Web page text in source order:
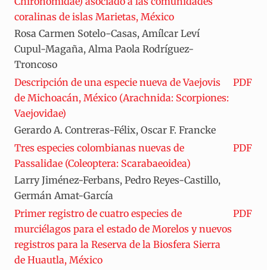
coralinas de islas Marietas, México
Rosa Carmen Sotelo-Casas, Amílcar Leví
Cupul-Magaña, Alma Paola Rodríguez-
Troncoso
Descripción de una especie nueva de Vaejovis
de Michoacán, México (Arachnida: Scorpiones:
Vaejovidae)
PDF
Gerardo A. Contreras-Félix, Oscar F. Francke
Tres especies colombianas nuevas de
Passalidae (Coleoptera: Scarabaeoidea)
PDF
Larry Jiménez-Ferbans, Pedro Reyes-Castillo,
Germán Amat-García
Primer registro de cuatro especies de
murciélagos para el estado de Morelos y nuevos
registros para la Reserva de la Biosfera Sierra
de Huautla, México
PDF